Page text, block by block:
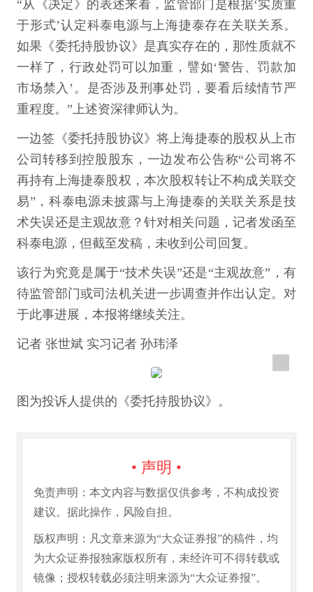
“从《决定》的表述来看，监管部门是根据‘实质重
于形式’认定科泰电源与上海捷泰存在关联关系。
如果《委托持股协议》是真实存在的，那性质就不
一样了，行政处罚可以加重，譬如‘警告、罚款加
市场禁入’。是否涉及刑事处罚，要看后续情节严
重程度。”上述资深律师认为。
一边签《委托持股协议》将上海捷泰的股权从上市
公司转移到控股股东，一边发布公告称“公司将不
再持有上海捷泰股权，本次股权转让不构成关联交
易”，科泰电源未披露与上海捷泰的关联关系是技
术失误还是主观故意？针对相关问题，记者发函至
科泰电源，但截至发稿，未收到公司回复。
该行为究竟是属于“技术失误”还是“主观故意”，有
待监管部门或司法机关进一步调查并作出认定。对
于此事进展，本报将继续关注。
记者 张世斌 实习记者 孙玮泽
图为投诉人提供的《委托持股协议》。
• 声明 •
免责声明：本文内容与数据仅供参考，不构成投资
建议。据此操作，风险自担。
版权声明：凡文章来源为“大众证券报”的稿件，均
为大众证券报独家版权所有，未经许可不得转载或
镜像；授权转载必须注明来源为“大众证券报”。